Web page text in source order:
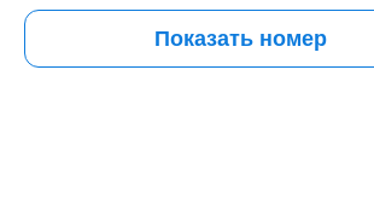
Показать номер